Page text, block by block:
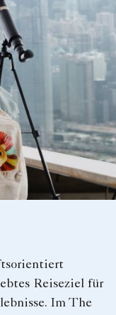
Reiseziel für
Im The